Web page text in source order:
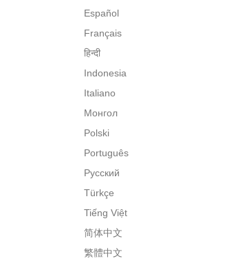
Español
Français
हिन्दी
Indonesia
Italiano
Монгол
Polski
Português
Русский
Türkçe
Tiếng Việt
简体中文
繁體中文